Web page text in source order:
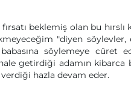
beklemiş olan bu
"diyen söylevler,
söylemeye
getirdiği adamın
verdiği hazla devam eder.